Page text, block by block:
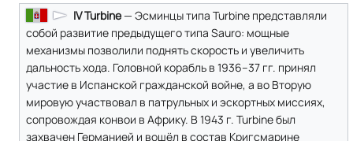
IV Turbine— Эсминцы типа Turbine представляли
собой развитие предыдущего типа Sauro: мощные
механизмы позволили поднять скорость и увеличить
дальность хода. Головной корабль в 1936–37 гг. принял
участие в Испанской гражданской войне, а во Вторую
мировую участвовал в патрульных и эскортных миссиях,
сопровождая конвои в Африку. В 1943 г. Turbine был
захвачен Германией и вошёл в состав Кригсмарине